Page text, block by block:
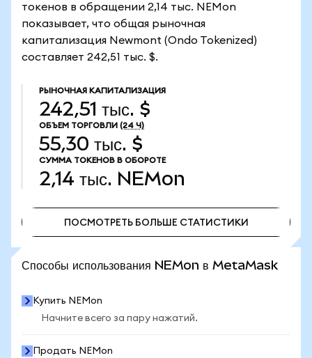
токенов в обращении 2,14 тыс. NEMon
показывает, что общая рыночная
капитализация Newmont (Ondo Tokenized)
составляет 242,51 тыс. $.
РЫНОЧНАЯ КАПИТАЛИЗАЦИЯ
242,51 тыс. $
ОБЪЕМ ТОРГОВЛИ (24 Ч)
55,30 тыс. $
СУММА ТОКЕНОВ В ОБОРОТЕ
2,14 тыс. NEMon
ПОСМОТРЕТЬ БОЛЬШЕ СТАТИСТИКИ
Способы использования NEMon в MetaMask
Купить NEMon
Начните всего за пару нажатий.
Продать NEMon